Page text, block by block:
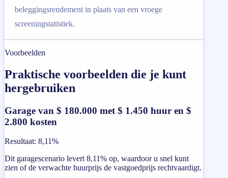
beleggingsrendement in plaats van een vroege
screeningstatistiek.
Voorbeelden
Praktische voorbeelden die je kunt
hergebruiken
Garage van $ 180.000 met $ 1.450 huur en $
2.800 kosten
Resultaat: 8,11%
Dit garagescenario levert 8,11% op, waardoor u snel kunt
zien of de verwachte huurprijs de vastgoedprijs rechtvaardigt.